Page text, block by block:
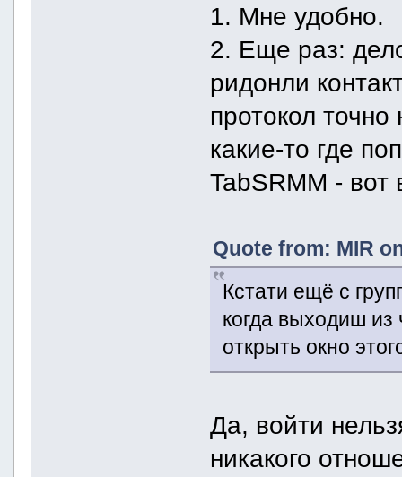
1. Мне удобно.
2. Еще раз:
ридонли
протокол
какие-то где
TabSRMM -
Quote from: MIR
Кстати ещё с
когда выходиш из
открыть окно
Да, войти
никакого